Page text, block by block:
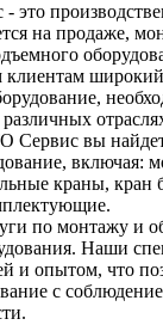
на продаже,
клиентам
Сервис вы
включая:
краны, кран
по монтажу и
Наши
и опытом, что
с